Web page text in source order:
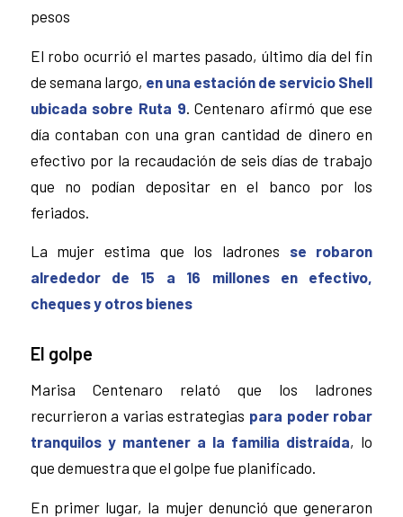
pesos
El robo ocurrió el martes pasado, último día del fin
de semana largo, en una estación de servicio Shell
ubicada sobre Ruta 9 . Centenaro afirmó que ese
día contaban con una gran cantidad de dinero en
efectivo por la recaudación de seis días de trabajo
que no podían depositar en el banco por los
feriados.
La mujer estima que los ladrones se robaron
alrededor de 15 a 16 millones en efectivo,
cheques y otros bienes
El golpe
Marisa Centenaro relató que los ladrones
recurrieron a varias estrategias para poder robar
tranquilos y mantener a la familia distraída, lo
que demuestra que el golpe fue planificado.
En primer lugar, la mujer denunció que generaron